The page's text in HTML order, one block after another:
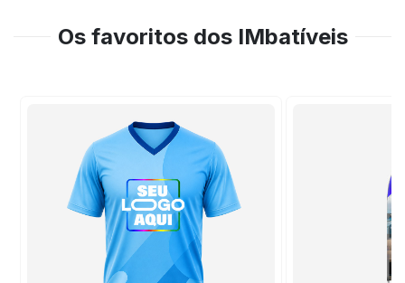
Os favoritos dos IMbatíveis